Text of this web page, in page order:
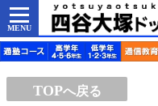
MENU
TOPへ戻る